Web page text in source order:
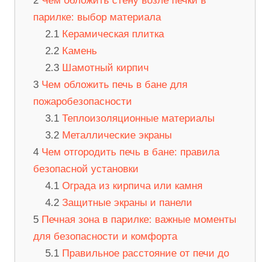
парилке: выбор материала
Керамическая плитка
Камень
Шамотный кирпич
Чем обложить печь в бане для
пожаробезопасности
Теплоизоляционные материалы
Металлические экраны
Чем отгородить печь в бане: правила
безопасной установки
Ограда из кирпича или камня
Защитные экраны и панели
Печная зона в парилке: важные моменты
для безопасности и комфорта
Правильное расстояние от печи до